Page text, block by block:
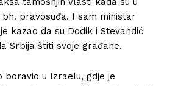
bh. pravosuđa. I sam ministar
kazao da su Dodik i Stevandić
Srbija štiti svoje građane.
boravio u Izraelu, gdje je